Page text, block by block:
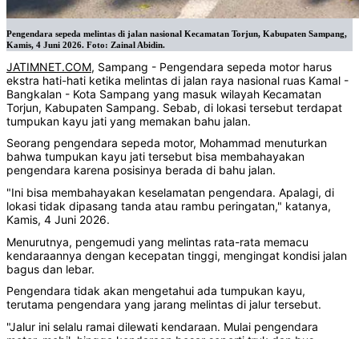
Pengendara sepeda melintas di jalan nasional Kecamatan Torjun, Kabupaten Sampang,
Kamis, 4 Juni 2026. Foto: Zainal Abidin.
JATIMNET.COM, Sampang - Pengendara sepeda motor harus
ekstra hati-hati ketika melintas di jalan raya nasional ruas Kamal -
Bangkalan - Kota Sampang yang masuk wilayah Kecamatan
Torjun, Kabupaten Sampang. Sebab, di lokasi tersebut terdapat
tumpukan kayu jati yang memakan bahu jalan.
Seorang pengendara sepeda motor, Mohammad menuturkan
bahwa tumpukan kayu jati tersebut bisa membahayakan
pengendara karena posisinya berada di bahu jalan.
"Ini bisa membahayakan keselamatan pengendara. Apalagi, di
lokasi tidak dipasang tanda atau rambu peringatan," katanya,
Kamis, 4 Juni 2026.
Menurutnya, pengemudi yang melintas rata-rata memacu
kendaraannya dengan kecepatan tinggi, mengingat kondisi jalan
bagus dan lebar.
Pengendara tidak akan mengetahui ada tumpukan kayu,
terutama pengendara yang jarang melintas di jalur tersebut.
"Jalur ini selalu ramai dilewati kendaraan. Mulai pengendara